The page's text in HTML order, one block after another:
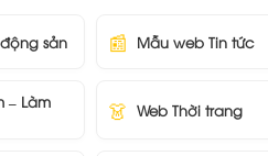
sản 📰 Mẫu web Tin tức
– Làm
👗 Web Thời trang